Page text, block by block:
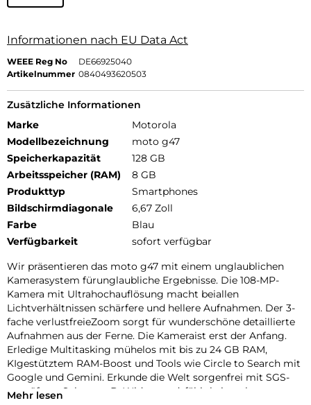
Informationen nach EU Data Act
WEEE Reg No
DE66925040
Artikelnummer 0840493620503
Zusätzliche Informationen
Marke
Motorola
Modellbezeichnung
moto g47
Speicherkapazität
128 GB
Arbeitsspeicher (RAM)
8 GB
Produkttyp
Smartphones
Bildschirmdiagonale
6,67 Zoll
Farbe
Blau
Verfügbarkeit
sofort verfügbar
Wir präsentieren das moto g47 mit einem unglaublichen
Kamerasystem fürunglaubliche Ergebnisse. Die 108-MP-
Kamera mit Ultrahochauflösung macht beiallen
Lichtverhältnissen schärfere und hellere Aufnahmen. Der 3-
fache verlustfreieZoom sorgt für wunderschöne detaillierte
Aufnahmen aus der Ferne. Die Kameraist erst der Anfang.
Erledige Multitasking mühelos mit bis zu 24 GB RAM,
KIgestütztem RAM-Boost und Tools wie Circle to Search mit
Google und Gemini. Erkunde die Welt sorgenfrei mit SGS-
geprüftem Schutz, z. B. Widerstandsfähigkeitnach
Mehr lesen